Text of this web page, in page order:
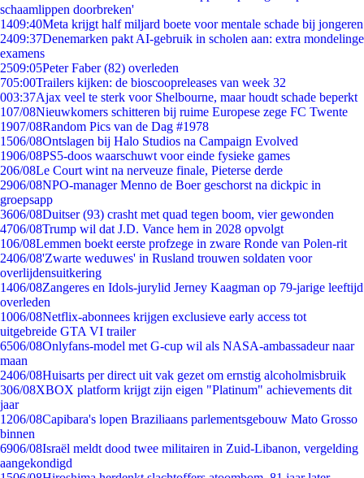
schaamlippen doorbreken'
1409:40Meta krijgt half miljard boete voor mentale schade bij jongeren
2409:37Denemarken pakt AI-gebruik in scholen aan: extra mondelinge
examens
2509:05Peter Faber (82) overleden
705:00Trailers kijken: de bioscoopreleases van week 32
003:37Ajax veel te sterk voor Shelbourne, maar houdt schade beperkt
107/08Nieuwkomers schitteren bij ruime Europese zege FC Twente
1907/08Random Pics van de Dag #1978
1506/08Ontslagen bij Halo Studios na Campaign Evolved
1906/08PS5-doos waarschuwt voor einde fysieke games
206/08Le Court wint na nerveuze finale, Pieterse derde
2906/08NPO-manager Menno de Boer geschorst na dickpic in
groepsapp
3606/08Duitser (93) crasht met quad tegen boom, vier gewonden
4706/08Trump wil dat J.D. Vance hem in 2028 opvolgt
106/08Lemmen boekt eerste profzege in zware Ronde van Polen-rit
2406/08'Zwarte weduwes' in Rusland trouwen soldaten voor
overlijdensuitkering
1406/08Zangeres en Idols-jurylid Jerney Kaagman op 79-jarige leeftijd
overleden
1006/08Netflix-abonnees krijgen exclusieve early access tot
uitgebreide GTA VI trailer
6506/08Onlyfans-model met G-cup wil als NASA-ambassadeur naar
maan
2406/08Huisarts per direct uit vak gezet om ernstig alcoholmisbruik
306/08XBOX platform krijgt zijn eigen "Platinum" achievements dit
jaar
1206/08Capibara's lopen Braziliaans parlementsgebouw Mato Grosso
binnen
6906/08Israël meldt dood twee militairen in Zuid-Libanon, vergelding
aangekondigd